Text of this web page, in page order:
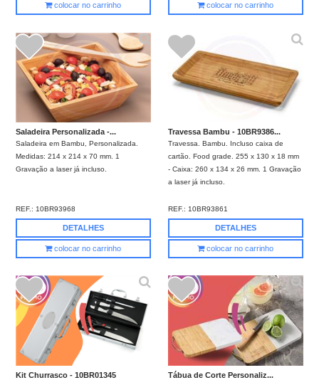
colocar no carrinho colocar no carrinho
Saladeira Personalizada -...
Saladeira em Bambu, Personalizada.
Medidas: 214 x 214 x 70 mm. 1
Gravação a laser já incluso.
REF.: 10BR93968
DETALHES
colocar no carrinho
Travessa Bambu - 10BR9386...
Travessa. Bambu. Incluso caixa de
cartão. Food grade. 255 x 130 x 18 mm
- Caixa: 260 x 134 x 26 mm. 1 Gravação
a laser já incluso.
REF.: 10BR93861
DETALHES
colocar no carrinho
Kit Churrasco - 10BR01345 Tábua de Corte Personaliz...